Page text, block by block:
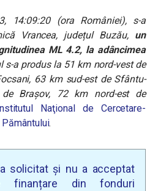
14:09:20 (ora României), s-a
Vrancea, județul Buzău, un
ML 4.2, la adâncimea
s-a produs la 51 km nord-vest de
63 km sud-est de Sfântu-
Brașov, 72 km nord-est de
Naţional de Cercetare-
.
solicitat și nu a acceptat
din fonduri